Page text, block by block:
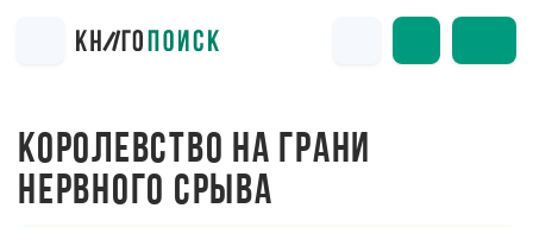
КОРОЛЕВСТВО НА ГРАНИ
НЕРВНОГО СРЫВА